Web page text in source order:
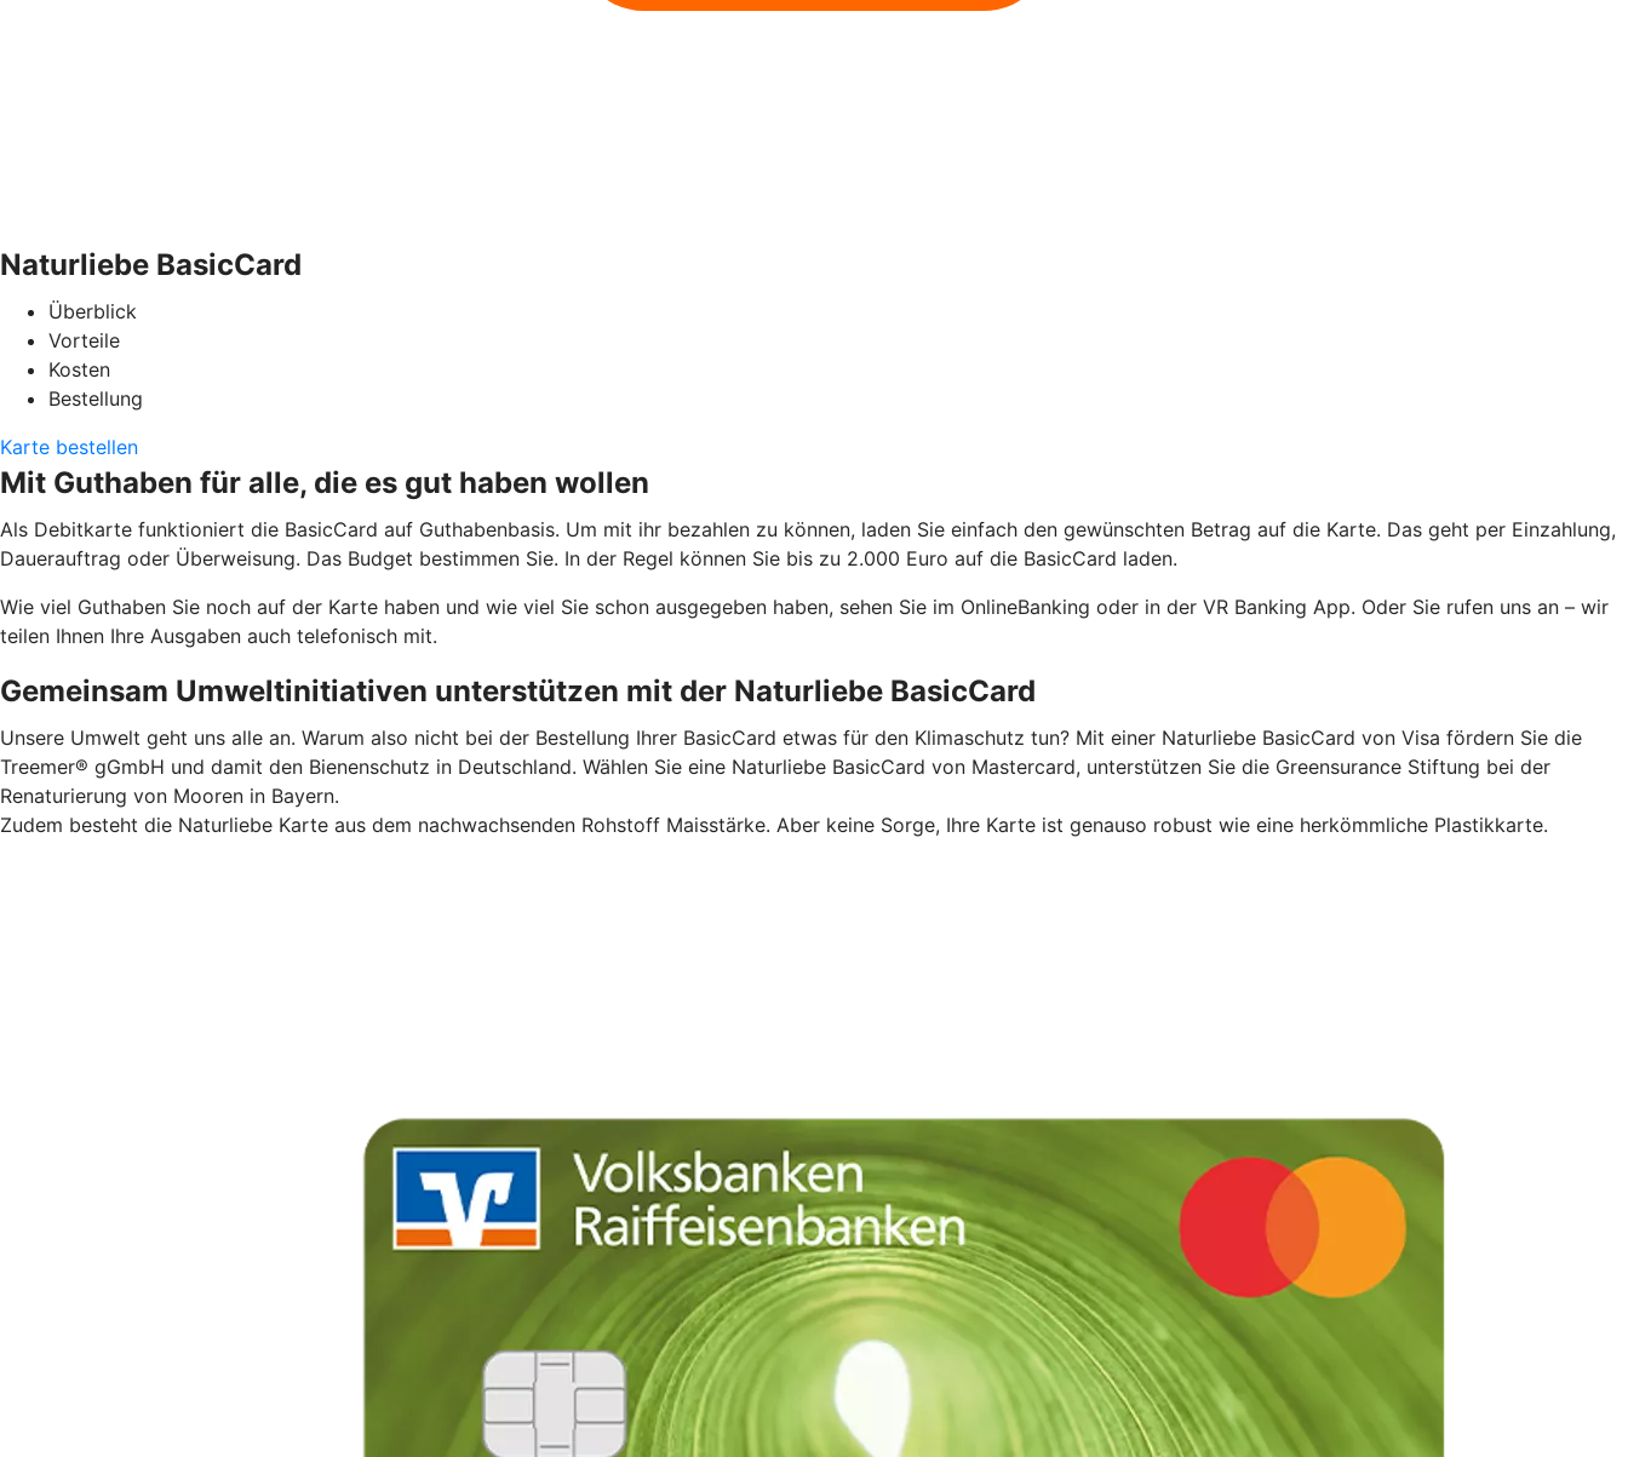
Naturliebe BasicCard
Überblick
Vorteile
Kosten
Bestellung
Karte bestellen
Mit Guthaben für alle, die es gut haben wollen
Als Debitkarte funktioniert die BasicCard auf Guthabenbasis. Um mit ihr bezahlen zu können, laden Sie einfach den gewünschten Betrag auf die Karte. Das geht per Einzahlung,
Dauerauftrag oder Überweisung. Das Budget bestimmen Sie. In der Regel können Sie bis zu 2.000 Euro auf die BasicCard laden.
Wie viel Guthaben Sie noch auf der Karte haben und wie viel Sie schon ausgegeben haben, sehen Sie im OnlineBanking oder in der VR Banking App. Oder Sie rufen uns an – wir
teilen Ihnen Ihre Ausgaben auch telefonisch mit.
Gemeinsam Umweltinitiativen unterstützen mit der Naturliebe BasicCard
Unsere Umwelt geht uns alle an. Warum also nicht bei der Bestellung Ihrer BasicCard etwas für den Klimaschutz tun? Mit einer Naturliebe BasicCard von Visa fördern Sie die
Treemer® gGmbH und damit den Bienenschutz in Deutschland. Wählen Sie eine Naturliebe BasicCard von Mastercard, unterstützen Sie die Greensurance Stiftung bei der
Renaturierung von Mooren in Bayern.
Zudem besteht die Naturliebe Karte aus dem nachwachsenden Rohstoff Maisstärke. Aber keine Sorge, Ihre Karte ist genauso robust wie eine herkömmliche Plastikkarte.